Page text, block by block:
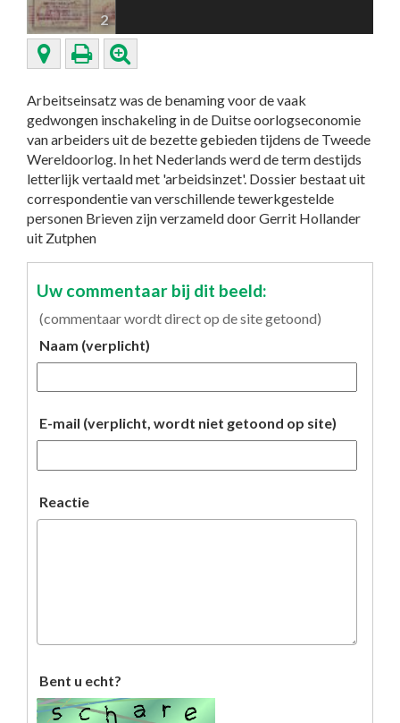
2
Arbeitseinsatz was de benaming voor de vaak
gedwongen inschakeling in de Duitse oorlogseconomie
van arbeiders uit de bezette gebieden tijdens de Tweede
Wereldoorlog. In het Nederlands werd de term destijds
letterlijk vertaald met 'arbeidsinzet'. Dossier bestaat uit
correspondentie van verschillende tewerkgestelde
personen Brieven zijn verzameld door Gerrit Hollander
uit Zutphen
Uw commentaar bij dit beeld:
(commentaar wordt direct op de site getoond)
Naam (verplicht)
E-mail (verplicht, wordt niet getoond op site)
Reactie
Bent u echt?